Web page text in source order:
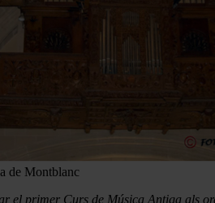
de Montblanc
el primer Curs de Música Antiga als